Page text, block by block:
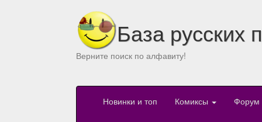
База русских
Верните поиск по алфавиту!
Новинки и топ Комиксы Форум